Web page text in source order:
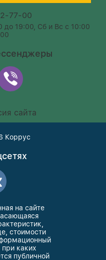
77-00
19:00, Сб и Вс с 10:00
сайта
Коррус
на сайте
стоимости
каких
публичной